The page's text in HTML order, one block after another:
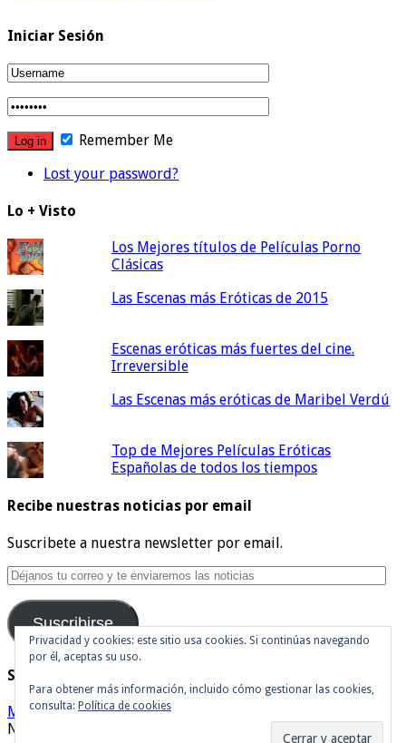
Iniciar Sesión
Remember Me
Lost your password?
Lo + Visto
Los Mejores títulos de Películas Porno
Clásicas
Las Escenas más Eróticas de 2015
Escenas eróticas más fuertes del cine.
Irreversible
Las Escenas más eróticas de Maribel Verdú
Top de Mejores Películas Eróticas
Españolas de todos los tiempos
Recibe nuestras noticias por email
Suscribete a nuestra newsletter por email.
Déjanos
tu
correo
y
te
enviaremos
las
noticias
Suscribirse
Síguenos en Twitter
Mis tuits
Noticias de cine y de series de televisión, críticas, tráilers,
Privacidad y cookies: este sitio usa cookies. Si continúas navegando
por él, aceptas su uso.
Para obtener más información, incluido cómo gestionar las cookies,
consulta: Política de cookies